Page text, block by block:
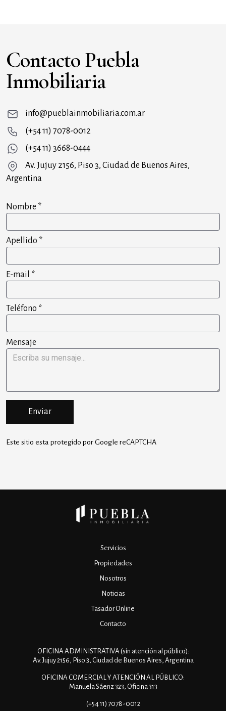
Contacto Puebla
Inmobiliaria
info@pueblainmobiliaria.com.ar
(+54 11) 7078-0012
(+54 11) 3668-0444
Av. Jujuy 2156, Piso 3, Ciudad de Buenos Aires,
Argentina
Nombre *
Apellido *
E-mail *
Teléfono *
Mensaje
Enviar
Este sitio esta protegido por Google reCAPTCHA
Servicios
Propiedades
Nosotros
Noticias
Tasador Online
Contacto
OFICINA ADMINISTRATIVA (sin atención al público):
Av. Jujuy 2156, Piso 3, Ciudad de Buenos Aires, Argentina
OFICINA COMERCIAL Y ATENCIÓN AL PÚBLICO:
Manuela Sáenz 323, Oficina 313
(+54 11) 7078-0012